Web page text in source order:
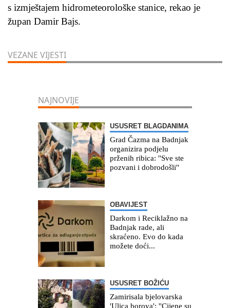
VEZANE VIJESTI
s izmještajem hidrometeorološke stanice, rekao je
župan Damir Bajs.
NAJNOVIJE
USUSRET BLAGDANIMA
Grad Čazma na Badnjak
organizira podjelu
prženih ribica: ''Sve ste
pozvani i dobrodošli''
OBAVIJEST
Darkom i Reciklažno na
Badnjak rade, ali
skraćeno. Evo do kada
možete doći...
USUSRET BOŽIĆU
Zamirisala bjelovarska
'Ulica borova': ''Cijene su